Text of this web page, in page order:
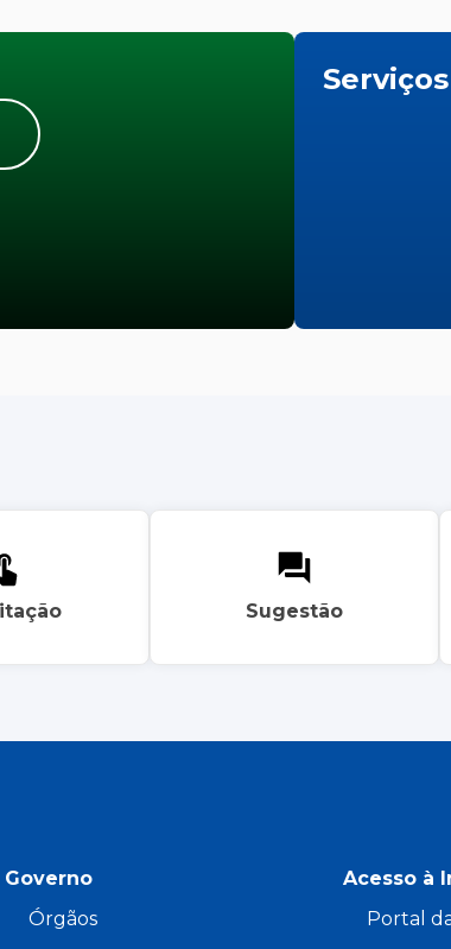
Sugestão
Governo
Órgãos
Acesso à
Portal